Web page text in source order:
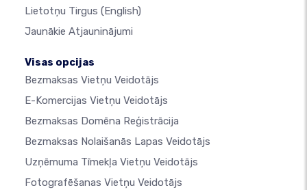
Lietotņu Tirgus (English)
Jaunākie Atjauninājumi
Visas opcijas
Bezmaksas Vietņu Veidotājs
E-Komercijas Vietņu Veidotājs
Bezmaksas Domēna Reģistrācija
Bezmaksas Nolaišanās Lapas Veidotājs
Uzņēmuma Tīmekļa Vietņu Veidotājs
Fotografēšanas Vietņu Veidotājs